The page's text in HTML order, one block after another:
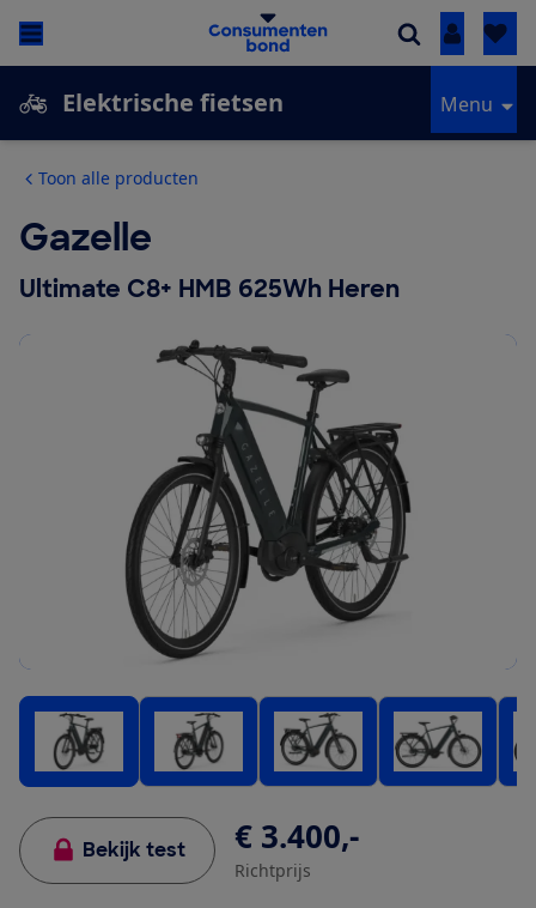
Inloggen
Elektrische fietsen Menu
Toon alle producten
Gazelle
Ultimate C8+ HMB 625Wh Heren
Bekijk test € 3.400,-
Richtprijs